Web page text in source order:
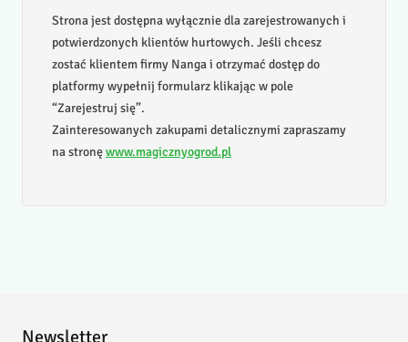
Strona jest dostępna wyłącznie dla zarejestrowanych i
potwierdzonych klientów hurtowych. Jeśli chcesz
zostać klientem firmy Nanga i otrzymać dostęp do
platformy wypełnij formularz klikając w pole
“Zarejestruj się”.
Zainteresowanych zakupami detalicznymi zapraszamy
na stronęwww.magicznyogrod.pl
Newsletter